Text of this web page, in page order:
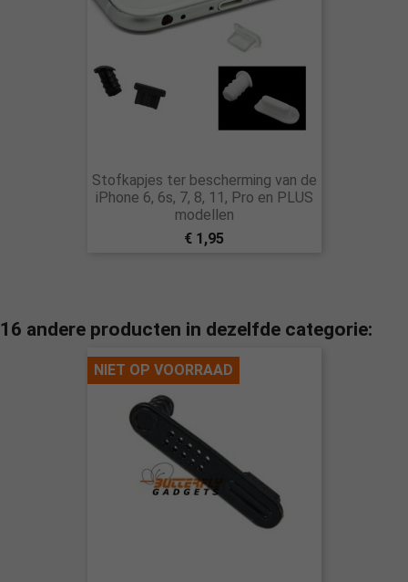
Stofkapjes ter bescherming van de
iPhone 6, 6s, 7, 8, 11, Pro en PLUS
modellen
€ 1,95
16 andere producten in dezelfde categorie:
NIET OP VOORRAAD